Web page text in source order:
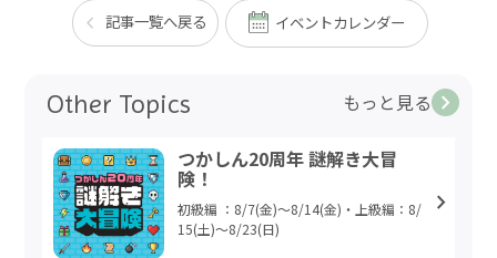
記事一覧へ戻る イベントカレンダー
Other Topics もっと見る
つかしん20周年 謎解き大冒
険！
初級編 ：8/7(金)～8/14(金)・上級編：8/
15(土)～8/23(日)